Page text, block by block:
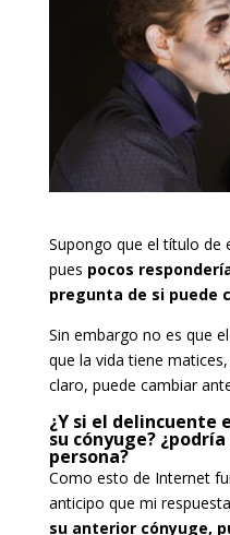
Supongo que el título de
pues pocos
pregunta de si puede
Sin embargo no es que
que la vida tiene
claro, puede cambiar
¿Y si el delincuente
su cónyuge?
persona?
Como esto de Internet
anticipo que mi
su anterior cónyuge,